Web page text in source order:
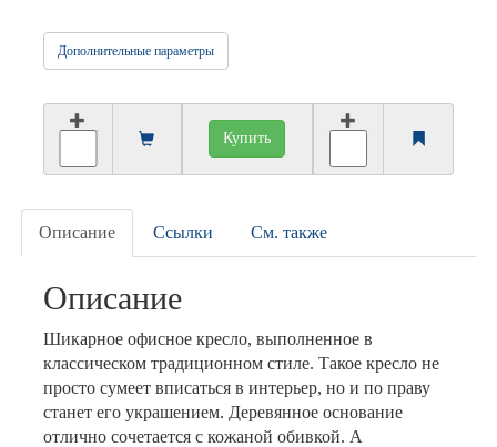
Дополнительные параметры
Купить
Описание Ссылки См. также
Описание
Шикарное офисное кресло, выполненное в
классическом традиционном стиле. Такое кресло не
просто сумеет вписаться в интерьер, но и по праву
станет его украшением. Деревянное основание
отлично сочетается с кожаной обивкой. А